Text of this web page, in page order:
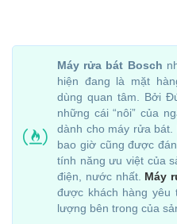
Máy rửa bát Bosch
hiện đang là mặt
dùng quan tâm. Bởi
những cái “nôi” của
dành cho máy rửa
bao giờ cũng được
tính năng ưu việt của
điện, nước nhất. Máy
được khách hàng yêu
lượng bên trong của